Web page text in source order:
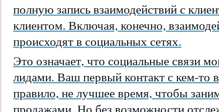
полную запись взаимодействий с
клиентом. Включая, конечно,
происходят в социальных сетях.
Это означает, что социальные связи
лидами. Ваш первый контакт с кем-то
правило, не лучшее время, чтобы
продажами. Но без возможности